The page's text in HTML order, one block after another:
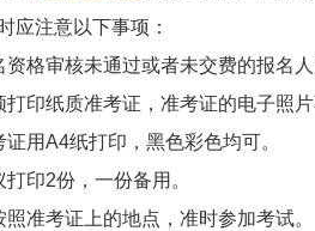
应注意以下事项：
资格审核未通过或者未交费的报名
打印纸质准考证，准考证的电子照
证用A4纸打印，黑色彩色均可。
印2份，一份备用。
照准考证上的地点，准时参加考试。